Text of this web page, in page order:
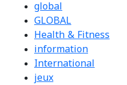
global
GLOBAL
Health & Fitness
information
International
jeux